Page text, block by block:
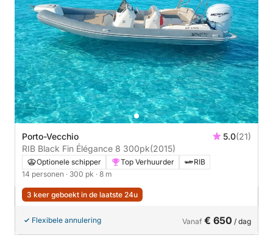
Porto-Vecchio 5.0(21)
RIB Black Fin Élégance 8 300pk(2015)
Optionele schipper Top Verhuurder
RIB
14 personen · 300 pk · 8 m
3 keer geboekt in de laatste 24u
Flexibele annulering Vanaf € 650 / dag